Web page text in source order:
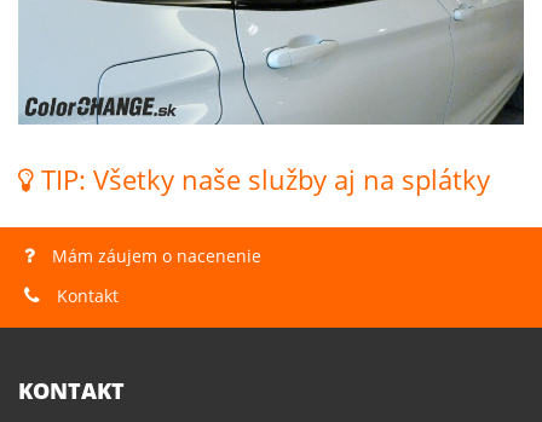
TIP: Všetky naše služby aj na splátky
Mám záujem o nacenenie
Kontakt
KONTAKT